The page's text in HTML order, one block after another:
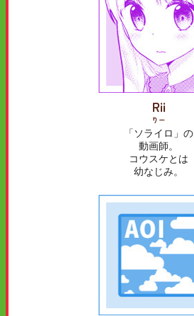
Rii
りー
「ソライロ」の
動画師。
コウスケとは
幼なじみ。